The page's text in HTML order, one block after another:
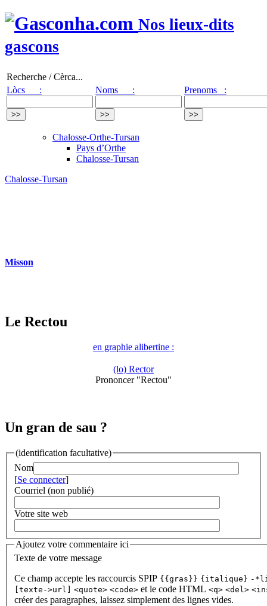
Nos lieux-dits
gascons
Recherche / Cèrca...
Lòcs :
Noms : Prenoms :
Chalosse-Orthe-Tursan
Pays d’Orthe
Chalosse-Tursan
Chalosse-Tursan
Misson
Le Rectou
en graphie alibertine :
(lo) Rector
Prononcer "Rectou"
Un gran de sau ?
(identification facultative)
Nom
[Se connecter]
Courriel (non publié)
Votre site web
Ajoutez votre commentaire ici
Texte de votre message
Ce champ accepte les raccourcis SPIP {{gras}} {italique} -
[texte->url]
<quote> <code> et le code HTML <q> <del>
créer des paragraphes, laissez simplement des lignes vides.